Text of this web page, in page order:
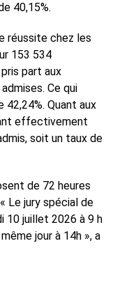
40,15%.
réussite chez les
153 534
part aux
Ce qui
Quant aux
effectivement
soit un taux de
de 72 heures
Le jury spécial de
10 juillet 2026 à 9 h
jour à 14h », a